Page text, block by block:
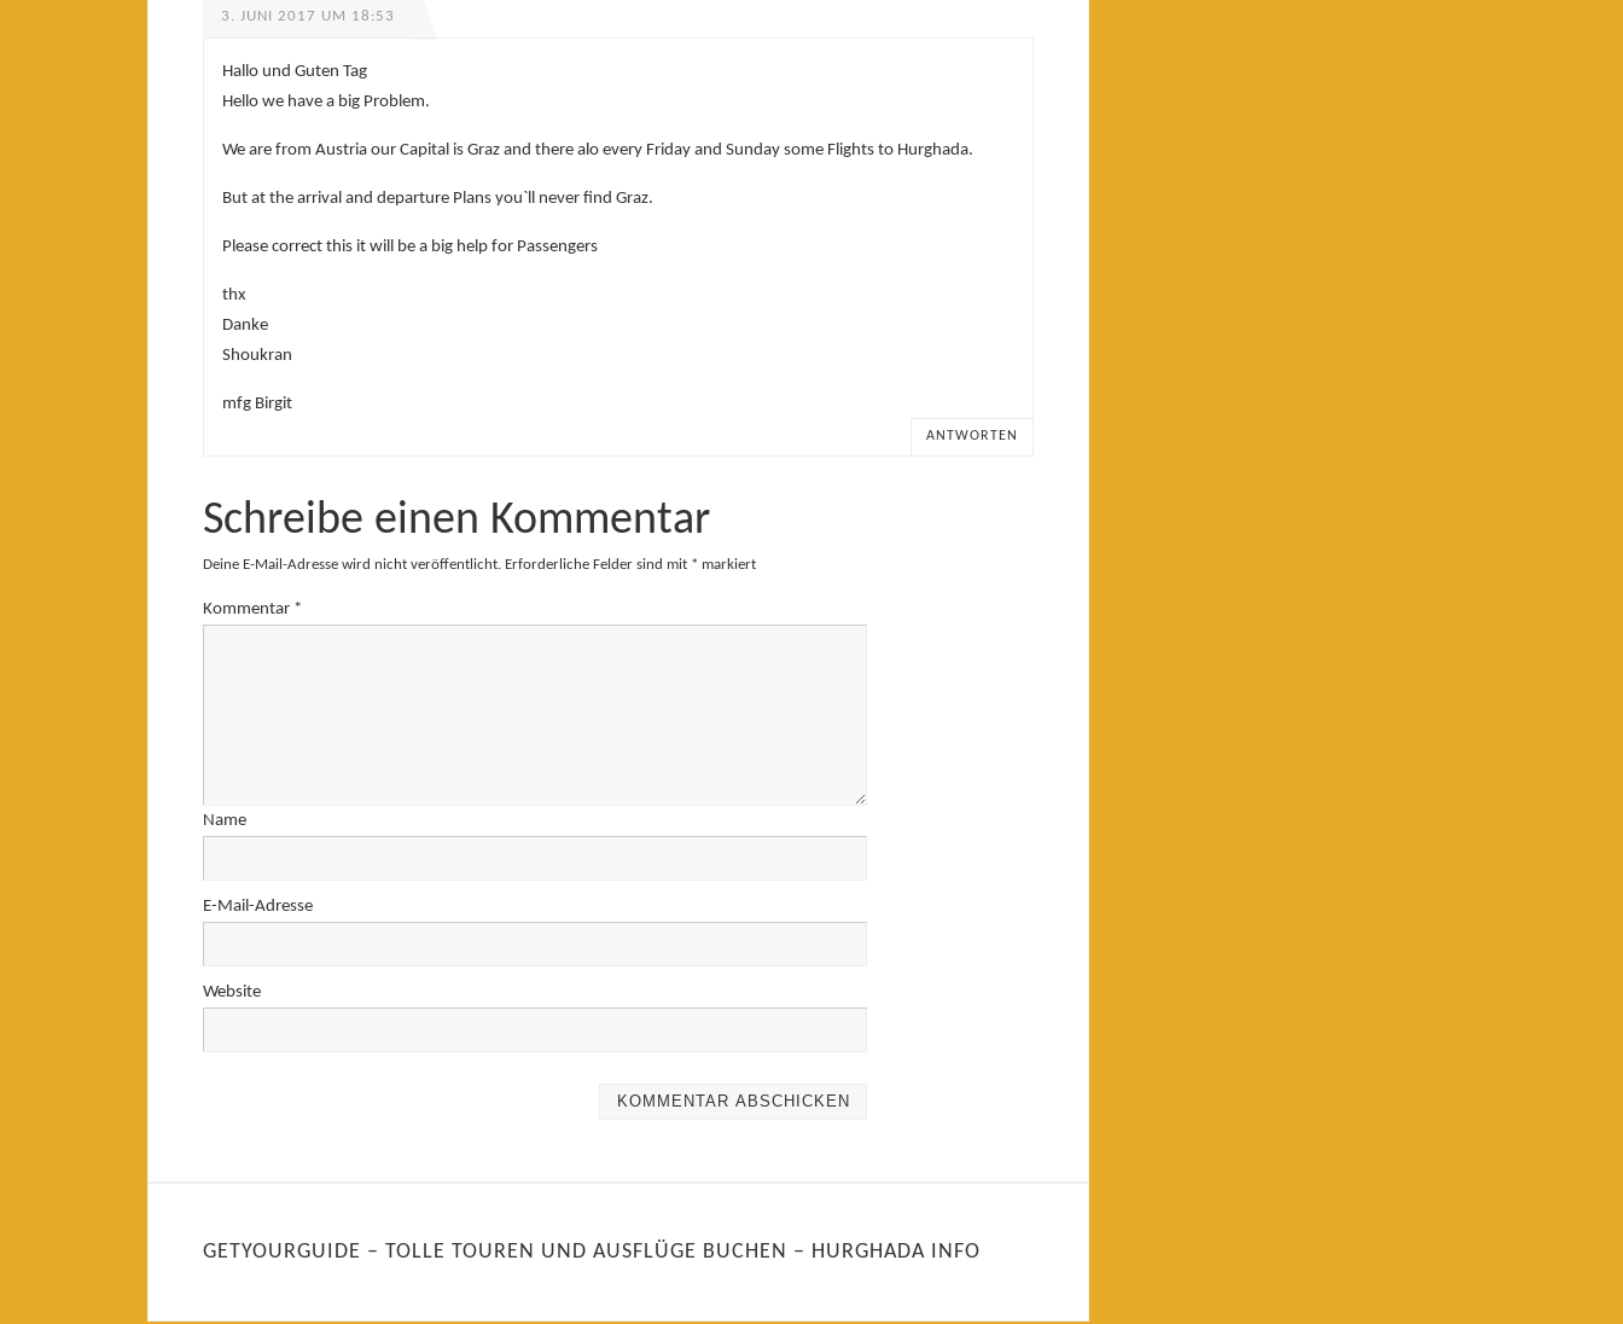
3. JUNI 2017 UM 18:53
Hallo und Guten Tag
Hello we have a big Problem.
We are from Austria our Capital is Graz and there alo every Friday and Sunday some Flights to Hurghada.
But at the arrival and departure Plans you`ll never find Graz.
Please correct this it will be a big help for Passengers
thx
Danke
Shoukran
mfg Birgit
ANTWORTEN
Schreibe einen Kommentar
Deine E-Mail-Adresse wird nicht veröffentlicht. Erforderliche Felder sind mit * markiert
Kommentar *
Name
E-Mail-Adresse
Website
GETYOURGUIDE – TOLLE TOUREN UND AUSFLÜGE BUCHEN – HURGHADA INFO